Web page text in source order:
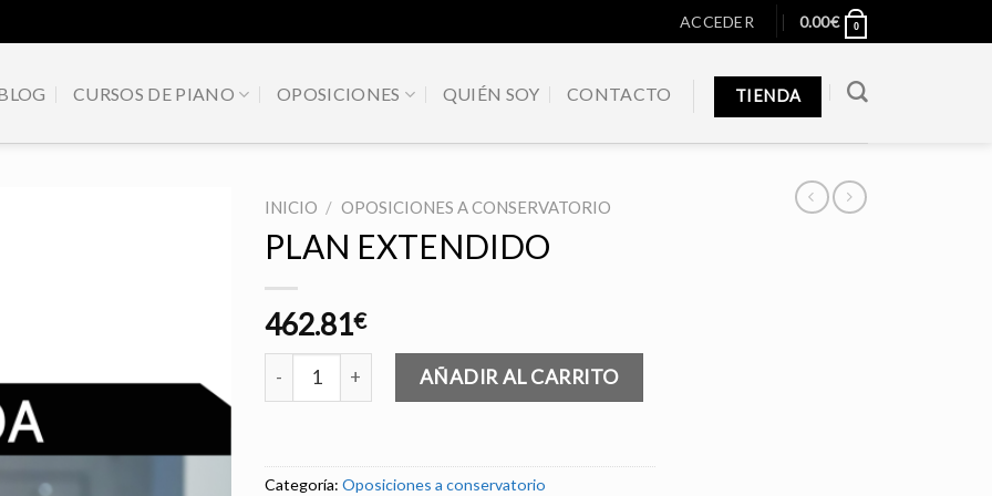
ACCEDER 0.00€ 0
CURSOS DE PIANO OPOSICIONES QUIÉN SOY CONTACTO TIENDA
INICIO / OPOSICIONES A CONSERVATORIO
PLAN EXTENDIDO
462.81€
PLAN EXTENDIDO cantidadAÑADIR AL CARRITO
Categoría: Oposiciones a conservatorio